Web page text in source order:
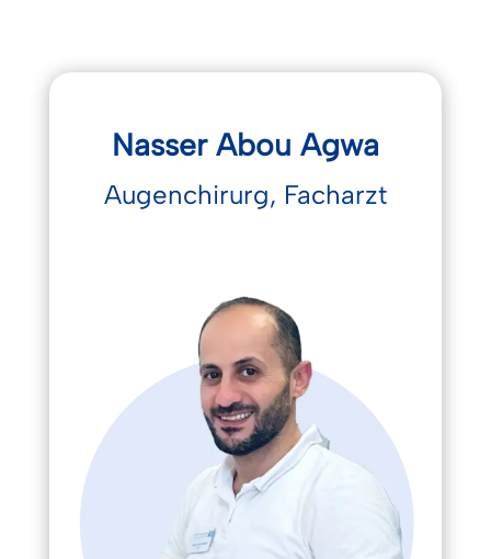
Nasser Abou Agwa
Augenchirurg, Facharzt